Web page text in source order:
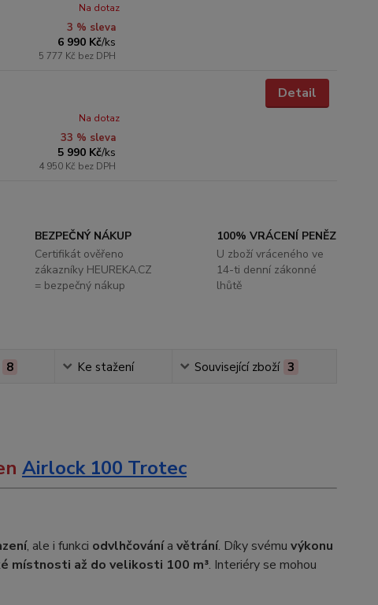
3 % sleva
6 990 Kč/ks
5 777 Kč bez DPH
Na dotaz
33 % sleva
5 990 Kč/ks
4 950 Kč bez DPH
Na dotaz
Detail
BEZPEČNÝ NÁKUP
Certifikát ověřeno
zákazníky HEUREKA.CZ
= bezpečný nákup
100% VRÁCENÍ PENĚZ
U zboží vráceného ve
14-ti denní zákonné
lhůtě
8 Ke stažení Související zboží 3
Airlock 100 Trotec
, ale i funkci odvlhčovánía větrání. Díky svému výkonu
místnosti až do velikosti 100 m³. Interiéry se mohou